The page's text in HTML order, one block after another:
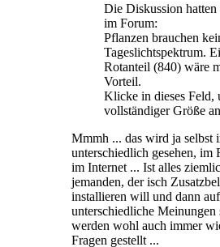
Die Diskussion
im Forum:
Pflanzen brauchen
Tageslichtspektrum.
Rotanteil (840) wäre
Vorteil.
Klicke in dieses Feld,
vollständiger Größe
Mmmh ... das wird ja selbst
unterschiedlich gesehen, im
im Internet ... Ist alles
jemanden, der isch
installieren will und dann
unterschiedliche Meinungen
werden wohl auch immer
Fragen gestellt ...